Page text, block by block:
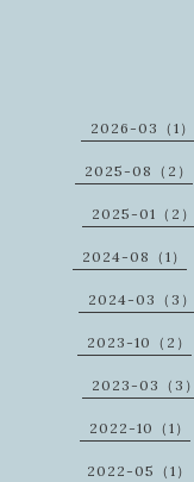
2026-03（1）
2025-08（2）
2025-01（2）
2024-08（1）
2024-03（3）
2023-10（2）
2023-03（3）
2022-10（1）
2022-05（1）